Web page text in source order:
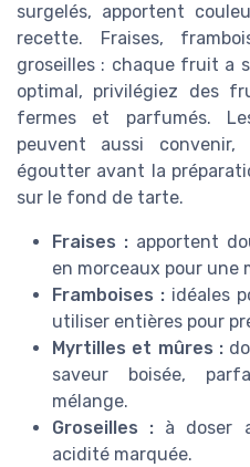
surgelés, apportent
recette. Fraises,
groseilles : chaque fruit a
optimal, privilégiez des
fermes et parfumés.
peuvent aussi
égoutter avant la
sur le fond de tarte.
Fraises : apportent
en morceaux pour une
Framboises : idéales
utiliser entières pour
Myrtilles et mûres :
saveur boisée,
mélange.
Groseilles : à doser
acidité marquée.